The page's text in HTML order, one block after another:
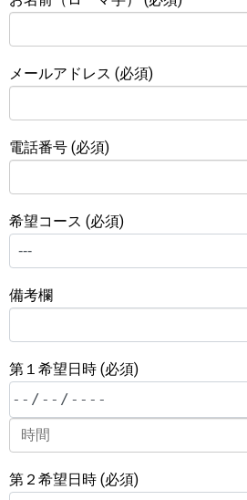
メールアドレス (必須)
電話番号 (必須)
希望コース (必須)
備考欄
第１希望日時 (必須)
第２希望日時 (必須)